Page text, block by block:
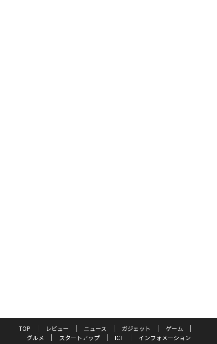
TOP レビュー ニュース ガジェット
ゲーム
グルメ
スタートアップ ICT インフォメーション